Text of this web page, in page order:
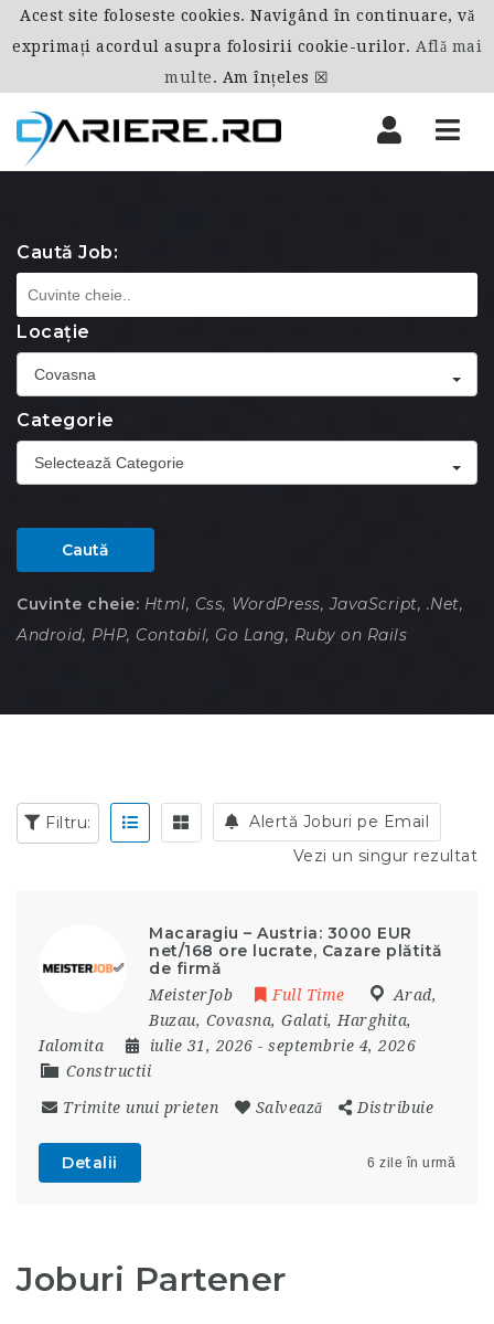
Caută Job:
Locație
Covasna
Categorie
Selectează Categorie
Caută
Cuvinte cheie: Html, Css, WordPress, JavaScript, .Net,
Android, PHP, Contabil, Go Lang, Ruby on Rails
Filtru:
Alertă Joburi pe Email
Vezi un singur rezultat
Macaragiu – Austria: 3000 EUR
net/168 ore lucrate, Cazare plătită
de firmă
MeisterJob Full Time Arad,
Buzau, Covasna, Galati, Harghita,
Ialomita
iulie 31, 2026 - septembrie 4, 2026
Constructii
Trimite unui prieten Salvează Distribuie
Detalii 6 zile în urmă
Joburi Partener
Acest site foloseste cookies. Navigând în continuare, vă
exprimați acordul asupra folosirii cookie-urilor. Află mai
multe. Am înțeles ☒